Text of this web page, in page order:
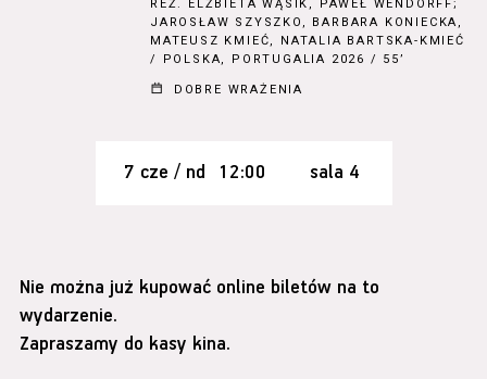
REŻ.
ELŻBIETA WĄSIK, PAWEŁ WENDORFF;
JAROSŁAW SZYSZKO, BARBARA KONIECKA,
MATEUSZ KMIEĆ, NATALIA BARTSKA-KMIEĆ
/ POLSKA, PORTUGALIA 2026 / 55’
DOBRE WRAŻENIA
7 cze / nd 12:00 sala 4
Nie można już kupować online biletów na to
wydarzenie.
Zapraszamy do kasy kina.